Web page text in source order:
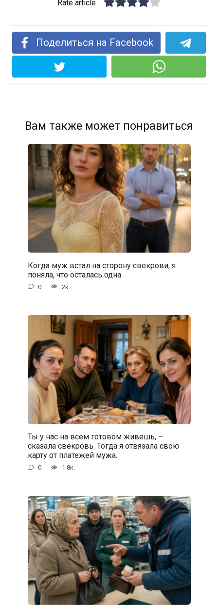
Rate article
Поделиться на Facebook
Вам также может понравиться
Когда муж встал на сторону свекрови, я
поняла, что осталась одна
0 2к.
Ты у нас на всём готовом живешь, –
сказала свекровь. Тогда я отвязала свою
карту от платежей мужа.
0 1.8к.